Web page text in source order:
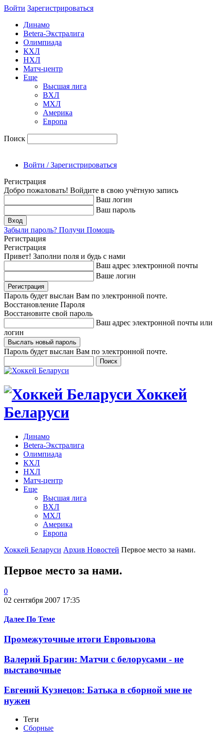
Войти Зарегиcтрироваться
Динамо
Betera-Экстралига
Олимпиада
КХЛ
НХЛ
Матч-центр
Еще
Высшая лига
ВХЛ
МХЛ
Америка
Европа
Поиск
Войти / Зарегистрироваться
Регистрация
Добро пожаловать! Войдите в свою учётную запись
Ваш логин
Ваш пароль
Забыли пароль? Получи Помощь
Регистрация
Регистрация
Привет! Заполни поля и будь с нами
Ваш адрес электронной почты
Ваше логин
Пароль будет выслан Вам по электронной почте.
Восстановление Пароля
Восстановите свой пароль
Ваш адрес электронной почты или
логин
Пароль будет выслан Вам по электронной почте.
Хоккей
Беларуси
Динамо
Betera-Экстралига
Олимпиада
КХЛ
НХЛ
Матч-центр
Еще
Высшая лига
ВХЛ
МХЛ
Америка
Европа
Хоккей Беларуси Архив Новостей Первое место за нами.
Первое место за нами.
0
02 сентября 2007 17:35
Далее По Теме
Промежуточные итоги Евровызова
Валерий Брагин: Матчи с белорусами - не
выставочные
Евгений Кузнецов: Батька в сборной мне не
нужен
Теги
Сборные